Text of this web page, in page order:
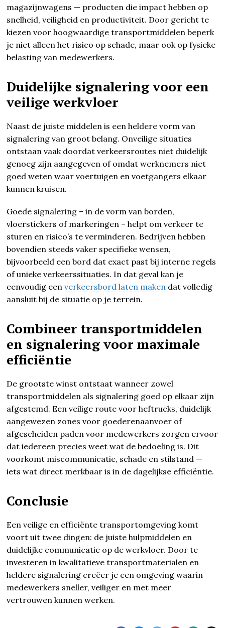
magazijnwagens — producten die impact hebben op
snelheid, veiligheid en productiviteit. Door gericht te
kiezen voor hoogwaardige transportmiddelen beperk
je niet alleen het risico op schade, maar ook op fysieke
belasting van medewerkers.
Duidelijke signalering voor een
veilige werkvloer
Naast de juiste middelen is een heldere vorm van
signalering van groot belang. Onveilige situaties
ontstaan vaak doordat verkeersroutes niet duidelijk
genoeg zijn aangegeven of omdat werknemers niet
goed weten waar voertuigen en voetgangers elkaar
kunnen kruisen.
Goede signalering – in de vorm van borden,
vloerstickers of markeringen – helpt om verkeer te
sturen en risico’s te verminderen. Bedrijven hebben
bovendien steeds vaker specifieke wensen,
bijvoorbeeld een bord dat exact past bij interne regels
of unieke verkeerssituaties. In dat geval kan je
eenvoudig eenverkeersbord laten maken dat volledig
aansluit bij de situatie op je terrein.
Combineer transportmiddelen
en signalering voor maximale
efficiëntie
De grootste winst ontstaat wanneer zowel
transportmiddelen als signalering goed op elkaar zijn
afgestemd. Een veilige route voor heftrucks, duidelijk
aangewezen zones voor goederenaanvoer of
afgescheiden paden voor medewerkers zorgen ervoor
dat iedereen precies weet wat de bedoeling is. Dit
voorkomt miscommunicatie, schade en stilstand —
iets wat direct merkbaar is in de dagelijkse efficiëntie.
Conclusie
Een veilige en efficiënte transportomgeving komt
voort uit twee dingen: de juiste hulpmiddelen en
duidelijke communicatie op de werkvloer. Door te
investeren in kwalitatieve transportmaterialen en
heldere signalering creëer je een omgeving waarin
medewerkers sneller, veiliger en met meer
vertrouwen kunnen werken.